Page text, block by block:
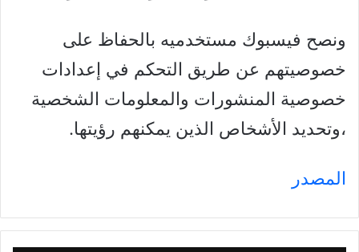
ونصح فيسبوك مستخدميه بالحفاظ على
خصوصيتهم عن طريق التحكم في إعدادات
خصوصية المنشورات والمعلومات الشخصية
،وتحديد الأشخاص الذين يمكنهم رؤيتها.
المصدر